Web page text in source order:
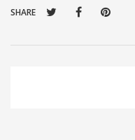
SHARE